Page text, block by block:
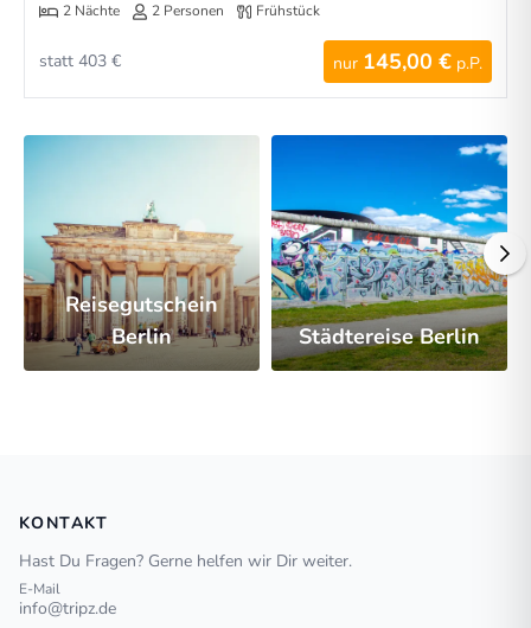
2 Nächte 2 Personen Frühstück
nur 145,00 € p.P.
statt 403 €
Reisegutschein
Berlin
Städtereise Berlin
KONTAKT
Hast Du Fragen? Gerne helfen wir Dir weiter.
E-Mail
info@tripz.de